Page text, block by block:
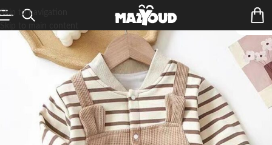
Skip to navigation